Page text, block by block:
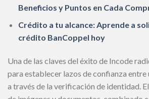
Beneficios y Puntos en Cada
Crédito a tu alcance: Aprende a
crédito BanCoppel hoy
Una de las claves del éxito de Incode
para establecer lazos de confianza entre
a través de la verificación de identidad.